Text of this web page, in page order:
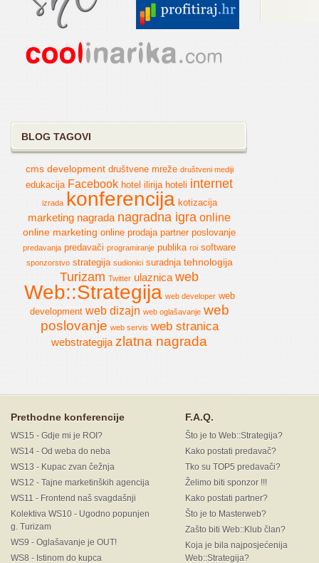
BLOG TAGOVI
cms development društvene mreže društveni mediji
edukacija Facebook hotel ilirija hoteli internet
izrada konferencija kotizacija
marketing nagrada nagradna igra online
online marketing online prodaja partner poslovanje
predavanja predavači programiranje publika roi software
sponzorstvo strategija sudionici suradnja tehnologija
Turizam Twitter ulaznica web
Web::Strategija web developer web
development web dizajn web oglašavanje web
poslovanje web servis web stranica
webstrategija zlatna nagrada
Prethodne konferencije
WS15 - Gdje mi je ROI?
WS14 - Od weba do neba
WS13 - Kupac zvan čežnja
WS12 - Tajne marketinških agencija
WS11 - Frontend naš svagdašnji
Kolektiva WS10 - Ugodno popunjen
g. Turizam
WS9 - Oglašavanje je OUT!
WS8 - Istinom do kupca
F.A.Q.
Što je to Web::Strategija?
Kako postati predavač?
Tko su TOP5 predavači?
Želimo biti sponzor !!!
Kako postati partner?
Što je to Masterweb?
Zašto biti Web::Klub član?
Koja je bila najposjećenija
Web::Strategija?